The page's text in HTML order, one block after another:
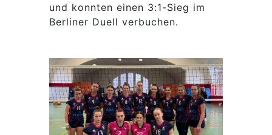
und konnten einen 3:1-Sieg im
Berliner Duell verbuchen.